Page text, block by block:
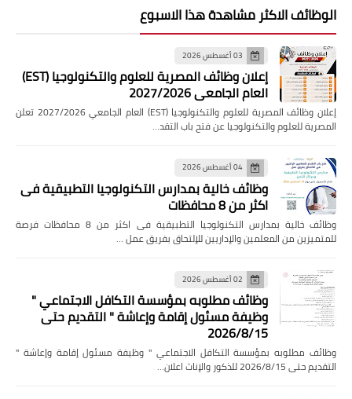
الوظائف الاكثر مشاهدة هذا الاسبوع
03 أغسطس 2026
إعلان وظائف المصرية للعلوم والتكنولوجيا (EST)
العام الجامعي 2027/2026
إعلان وظائف المصرية للعلوم والتكنولوجيا (EST) العام الجامعي 2027/2026 تعلن
المصرية للعلوم والتكنولوجيا عن فتح باب التقد…
04 أغسطس 2026
وظائف خالية بمدارس التكنولوجيا التطبيقية فى
اكثر من 8 محافظات
وظائف خالية بمدارس التكنولوجيا التطبيقية فى اكثر من 8 محافظات فرصة
للمتميزين من المعلمين والإداريين للإلتحاق بفريق عمل …
02 أغسطس 2026
وظائف مطلوبه بمؤسسة التكافل الاجتماعي "
وظيفة مسئول إقامة وإعاشة " التقديم حتى
2026/8/15
وظائف مطلوبه بمؤسسة التكافل الاجتماعي " وظيفة مسئول إقامة وإعاشة "
التقديم حتى 2026/8/15 للذكور والإناث اعلان…